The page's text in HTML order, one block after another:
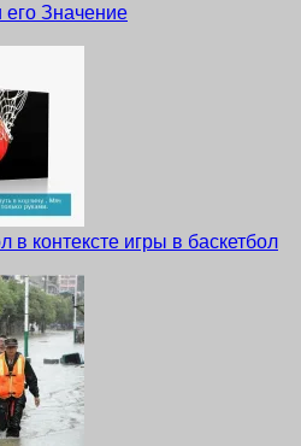
Значение
в контексте игры в баскетбол